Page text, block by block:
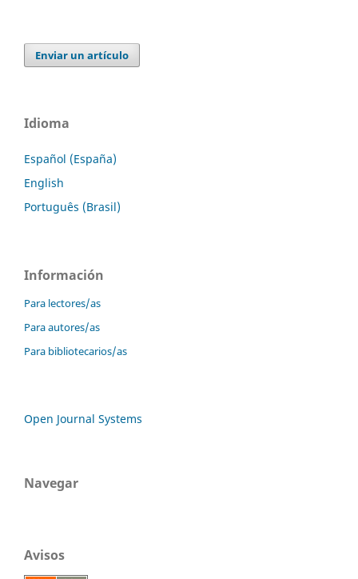
Enviar un artículo
Idioma
Español (España)
English
Português (Brasil)
Información
Para lectores/as
Para autores/as
Para bibliotecarios/as
Open Journal Systems
Navegar
Avisos